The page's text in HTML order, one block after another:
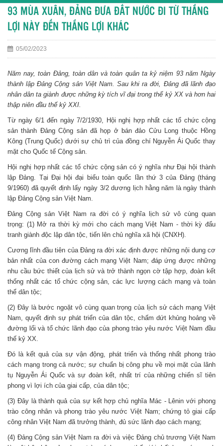
93 MÙA XUÂN, ĐẢNG ĐƯA ĐẤT NƯỚC ĐI TỪ THẮNG
LỢI NÀY ĐẾN THẮNG LỢI KHÁC
05/02/2023
Năm nay, toàn Đảng, toàn dân và toàn quân ta kỷ niệm 93 năm Ngày
thành lập Đảng Cộng sản Việt Nam. Sau khi ra đời, Đảng đã lãnh đạo
nhân dân ta giành được những kỳ tích vĩ đại trong thế kỷ XX và hơn hai
thập niên đầu thế kỷ XXI.
Từ ngày 6/1 đến ngày 7/2/1930, Hội nghị hợp nhất các tổ chức cộng
sản thành Đảng Cộng sản đã họp ở bán đảo Cửu Long thuộc Hồng
Kông (Trung Quốc) dưới sự chủ trì của đồng chí Nguyễn Ái Quốc thay
mặt cho Quốc tế Cộng sản.
Hội nghị hợp nhất các tổ chức cộng sản có ý nghĩa như Đại hội thành
lập Đảng. Tại Đại hội đại biểu toàn quốc lần thứ 3 của Đảng (tháng
9/1960) đã quyết định lấy ngày 3/2 dương lịch hằng năm là ngày thành
lập Đảng Cộng sản Việt Nam.
Đảng Cộng sản Việt Nam ra đời có ý nghĩa lịch sử vô cùng quan
trọng: (1) Mở ra thời kỳ mới cho cách mạng Việt Nam - thời kỳ đấu
tranh giành độc lập dân tộc, tiến lên chủ nghĩa xã hội (CNXH).
Cương lĩnh đầu tiên của Đảng ra đời xác định được những nội dung cơ
bản nhất của con đường cách mạng Việt Nam; đáp ứng được những
nhu cầu bức thiết của lịch sử và trở thành ngọn cờ tập hợp, đoàn kết
thống nhất các tổ chức cộng sản, các lực lượng cách mạng và toàn
thể dân tộc;
(2) Đây là bước ngoặt vô cùng quan trọng của lịch sử cách mạng Việt
Nam, quyết định sự phát triển của dân tộc, chấm dứt khủng hoảng về
đường lối và tổ chức lãnh đạo của phong trào yêu nước Việt Nam đầu
thế kỷ XX.
Đó là kết quả của sự vận động, phát triển và thống nhất phong trào
cách mạng trong cả nước; sự chuẩn bị công phu về mọi mặt của lãnh
tụ Nguyễn Ái Quốc và sự đoàn kết, nhất trí của những chiến sĩ tiên
phong vì lợi ích của giai cấp, của dân tộc;
(3) Đây là thành quả của sự kết hợp chủ nghĩa Mác - Lênin với phong
trào công nhân và phong trào yêu nước Việt Nam; chứng tỏ giai cấp
công nhân Việt Nam đã trưởng thành, đủ sức lãnh đạo cách mạng;
(4) Đảng Cộng sản Việt Nam ra đời và việc Đảng chủ trương Việt Nam